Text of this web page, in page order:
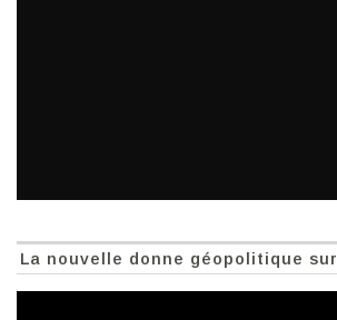
La nouvelle donne géopolitique sur